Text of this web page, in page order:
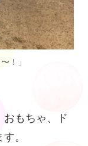
！」
おもちゃ、ド
。